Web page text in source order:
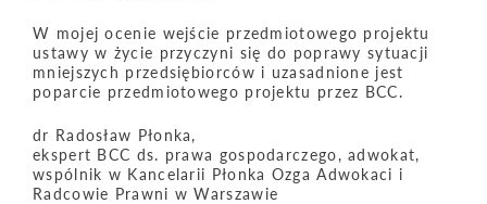
W mojej ocenie wejście przedmiotowego projektu
ustawy w życie przyczyni się do poprawy sytuacji
mniejszych przedsiębiorców i uzasadnione jest
poparcie przedmiotowego projektu przez BCC.
dr Radosław Płonka,
ekspert BCC ds. prawa gospodarczego, adwokat,
wspólnik w Kancelarii Płonka Ozga Adwokaci i
Radcowie Prawni w Warszawie